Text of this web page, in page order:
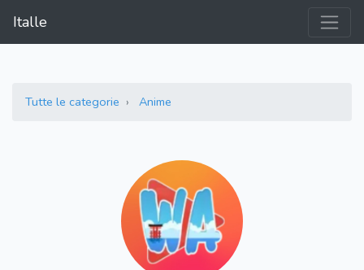
Italle
Tutte le categorie Anime